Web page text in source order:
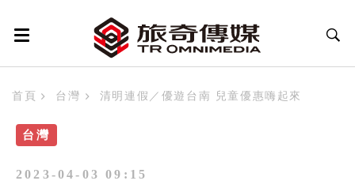
首頁 台灣 清明連假／優遊台南 兒童優惠嗨起來
台灣
2023-04-03 09:15